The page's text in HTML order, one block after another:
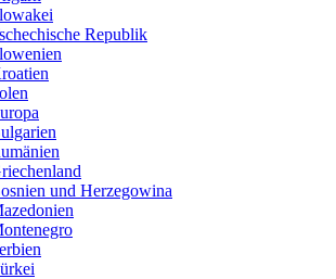
Republik
und Herzegowina